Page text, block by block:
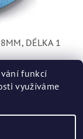
DÉLKA 1
DETAIL
funkcí
využíváme